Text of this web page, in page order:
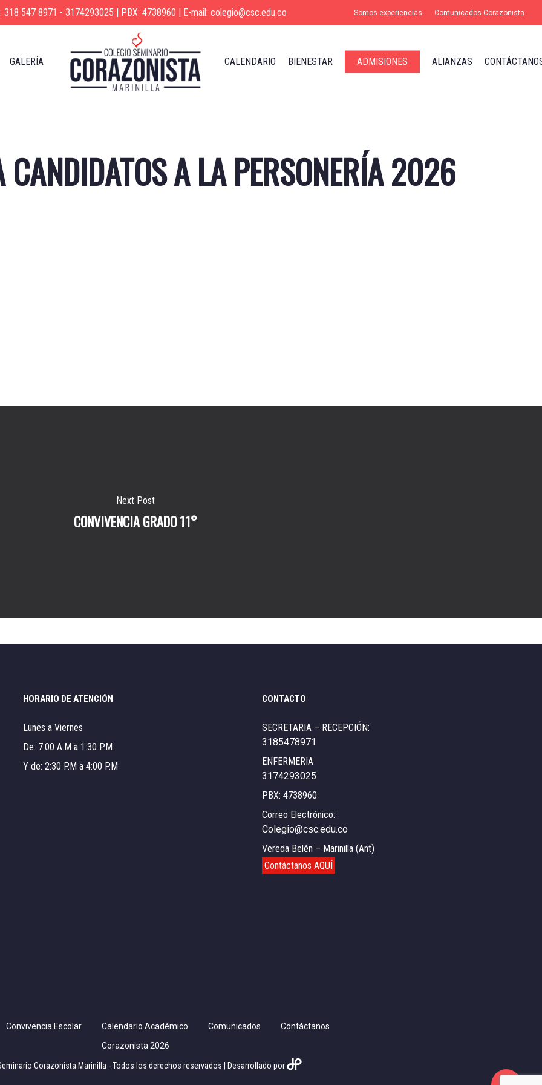
318 547 8971 - 3174293025 | PBX: 4738960 | E-mail: colegio@csc.edu.co Somos experiencias Comunicados Corazonista
GALERÍA CALENDARIO BIENESTAR ADMISIONES ALIANZAS
CANDIDATOS A LA PERSONERÍA 2026
Next Post
CONVIVENCIA GRADO 11°
HORARIO DE ATENCIÓN
Lunes a Viernes
De: 7:00 A.M a 1:30 P.M
Y de: 2:30 P.M a 4:00 P.M
CONTACTO
SECRETARIA – RECEPCIÓN:
3185478971
ENFERMERIA
3174293025
PBX: 4738960
Correo Electrónico:
Colegio@csc.edu.co
Vereda Belén – Marinilla (Ant)
Contáctanos AQUÍ
Convivencia Escolar Calendario Académico Comunicados
Contáctanos
Corazonista 2026
Corazonista Marinilla - Todos los derechos reservados | Desarrollado por